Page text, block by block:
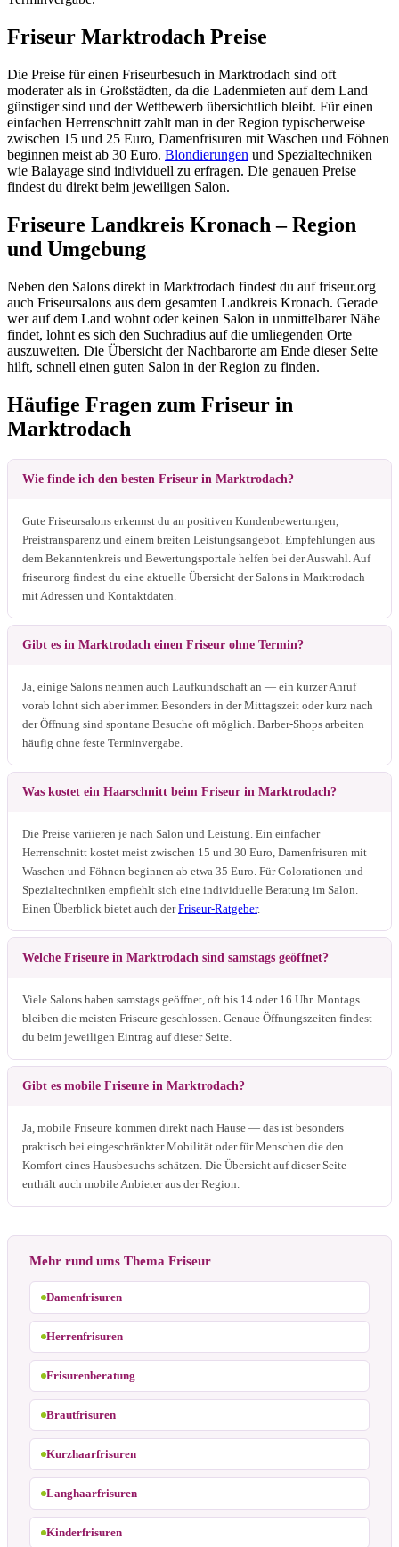
Friseur Marktrodach Preise
Die Preise für einen Friseurbesuch in Marktrodach sind oft
moderater als in Großstädten, da die Ladenmieten auf dem Land
günstiger sind und der Wettbewerb übersichtlich bleibt. Für einen
einfachen Herrenschnitt zahlt man in der Region typischerweise
zwischen 15 und 25 Euro, Damenfrisuren mit Waschen und Föhnen
beginnen meist ab 30 Euro. Blondierungen und Spezialtechniken
wie Balayage sind individuell zu erfragen. Die genauen Preise
findest du direkt beim jeweiligen Salon.
Friseure Landkreis Kronach – Region
und Umgebung
Neben den Salons direkt in Marktrodach findest du auf friseur.org
auch Friseursalons aus dem gesamten Landkreis Kronach. Gerade
wer auf dem Land wohnt oder keinen Salon in unmittelbarer Nähe
findet, lohnt es sich den Suchradius auf die umliegenden Orte
auszuweiten. Die Übersicht der Nachbarorte am Ende dieser Seite
hilft, schnell einen guten Salon in der Region zu finden.
Häufige Fragen zum Friseur in
Marktrodach
Wie finde ich den besten Friseur in Marktrodach?
Gute Friseursalons erkennst du an positiven Kundenbewertungen,
Preistransparenz und einem breiten Leistungsangebot. Empfehlungen aus
dem Bekanntenkreis und Bewertungsportale helfen bei der Auswahl. Auf
friseur.org findest du eine aktuelle Übersicht der Salons in Marktrodach
mit Adressen und Kontaktdaten.
Gibt es in Marktrodach einen Friseur ohne Termin?
Ja, einige Salons nehmen auch Laufkundschaft an — ein kurzer Anruf
vorab lohnt sich aber immer. Besonders in der Mittagszeit oder kurz nach
der Öffnung sind spontane Besuche oft möglich. Barber-Shops arbeiten
häufig ohne feste Terminvergabe.
Was kostet ein Haarschnitt beim Friseur in Marktrodach?
Die Preise variieren je nach Salon und Leistung. Ein einfacher
Herrenschnitt kostet meist zwischen 15 und 30 Euro, Damenfrisuren mit
Waschen und Föhnen beginnen ab etwa 35 Euro. Für Colorationen und
Spezialtechniken empfiehlt sich eine individuelle Beratung im Salon.
Einen Überblick bietet auch derFriseur-Ratgeber.
Welche Friseure in Marktrodach sind samstags geöffnet?
Viele Salons haben samstags geöffnet, oft bis 14 oder 16 Uhr. Montags
bleiben die meisten Friseure geschlossen. Genaue Öffnungszeiten findest
du beim jeweiligen Eintrag auf dieser Seite.
Gibt es mobile Friseure in Marktrodach?
Ja, mobile Friseure kommen direkt nach Hause — das ist besonders
praktisch bei eingeschränkter Mobilität oder für Menschen die den
Komfort eines Hausbesuchs schätzen. Die Übersicht auf dieser Seite
enthält auch mobile Anbieter aus der Region.
Mehr rund ums Thema Friseur
Damenfrisuren
Herrenfrisuren
Frisurenberatung
Brautfrisuren
Kurzhaarfrisuren
Langhaarfrisuren
Kinderfrisuren